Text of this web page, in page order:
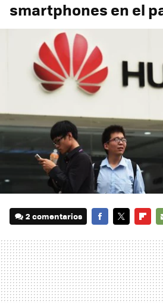
smartphones en el
2 comentarios